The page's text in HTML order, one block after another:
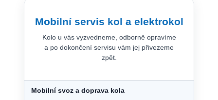
Mobilní servis kol a elektrokol
Kolo u vás vyzvedneme, odborně opravíme
a po dokončení servisu vám jej přivezeme
zpět.
Mobilní svoz a doprava kola